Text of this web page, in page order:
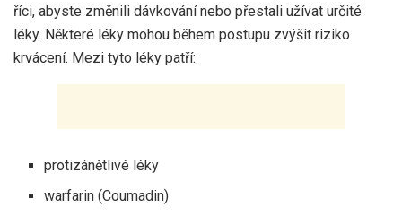
říci, abyste změnili dávkování nebo přestali užívat určité
léky. Některé léky mohou během postupu zvýšit riziko
krvácení. Mezi tyto léky patří:
protizánětlivé léky
warfarin (Coumadin)